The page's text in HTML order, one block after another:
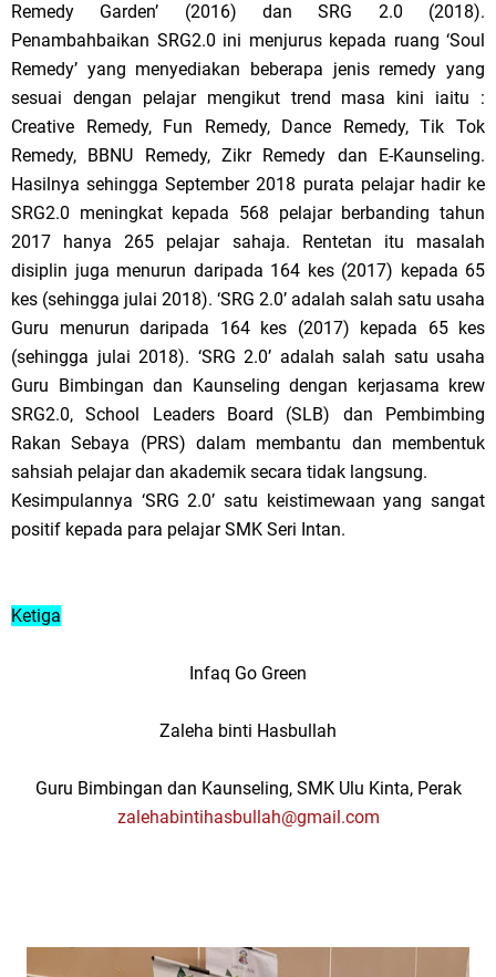
Remedy Garden’ (2016) dan SRG 2.0 (2018).
Penambahbaikan SRG2.0 ini menjurus kepada ruang ‘Soul
Remedy’ yang menyediakan beberapa jenis remedy yang
sesuai dengan pelajar mengikut trend masa kini iaitu :
Creative Remedy, Fun Remedy, Dance Remedy, Tik Tok
Remedy, BBNU Remedy, Zikr Remedy dan E-Kaunseling.
Hasilnya sehingga September 2018 purata pelajar hadir ke
SRG2.0 meningkat kepada 568 pelajar berbanding tahun
2017 hanya 265 pelajar sahaja. Rentetan itu masalah
disiplin juga menurun daripada 164 kes (2017) kepada 65
kes (sehingga julai 2018). ‘SRG 2.0’ adalah salah satu usaha
Guru menurun daripada 164 kes (2017) kepada 65 kes
(sehingga julai 2018). ‘SRG 2.0’ adalah salah satu usaha
Guru Bimbingan dan Kaunseling dengan kerjasama krew
SRG2.0, School Leaders Board (SLB) dan Pembimbing
Rakan Sebaya (PRS) dalam membantu dan membentuk
sahsiah pelajar dan akademik secara tidak langsung.
Kesimpulannya ‘SRG 2.0’ satu keistimewaan yang sangat
positif kepada para pelajar SMK Seri Intan.
Ketiga
Infaq Go Green
Zaleha binti Hasbullah
Guru Bimbingan dan Kaunseling, SMK Ulu Kinta, Perak
zalehabintihasbullah@gmail.com